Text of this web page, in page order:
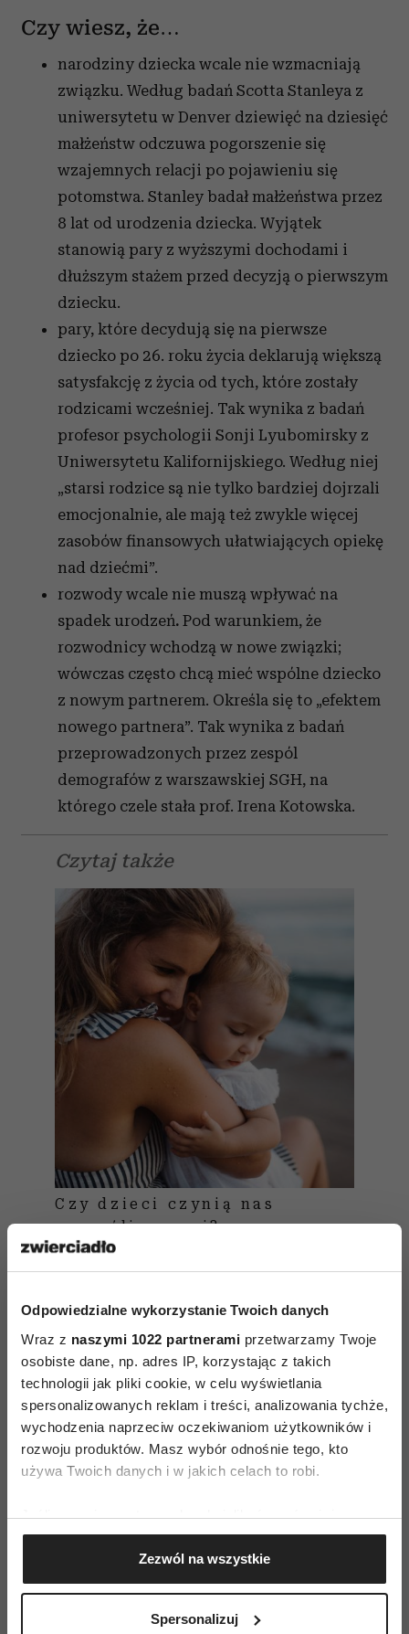
Odpowiedzialne wykorzystanie Twoich danych
Wraz z naszymi 1022 partnerami przetwarzamy Twoje
osobiste dane, np. adres IP, korzystając z takich
technologii jak pliki cookie, w celu wyświetlania
spersonalizowanych reklam i treści, analizowania tychże,
wychodzenia naprzeciw oczekiwaniom użytkowników i
rozwoju produktów. Masz wybór odnośnie tego, kto
używa Twoich danych i w jakich celach to robi.
Jeśli wyrazisz na to zgodę, chcielibyśmy również:
Gromadzić dane dotyczące Twojej lokalizacji
geograficznej z dokładnością nawet do kilku metrów
Identyfikować Twoje urządzenie, aktywnie
(fingerprinting, czyli wirtualny odcisk palca)
Zezwól na wszystkie
Spersonalizuj
Czy wiesz, że…
narodziny dziecka wcale nie wzmacniają
związku. Według badań Scotta Stanleya z
uniwersytetu w Denver dziewięć na dziesięć
małżeństw odczuwa pogorszenie się
wzajemnych relacji po pojawieniu się
potomstwa. Stanley badał małżeństwa przez
8 lat od urodzenia dziecka. Wyjątek
stanowią pary z wyższymi dochodami i
dłuższym stażem przed decyzją o pierwszym
dziecku.
pary, które decydują się na pierwsze
dziecko po 26. roku życia deklarują większą
satysfakcję z życia od tych, które zostały
rodzicami wcześniej. Tak wynika z badań
profesor psychologii Sonji Lyubomirsky z
Uniwersytetu Kalifornijskiego. Według niej
„starsi rodzice są nie tylko bardziej dojrzali
emocjonalnie, ale mają też zwykle więcej
zasobów finansowych ułatwiających opiekę
nad dziećmi”.
rozwody wcale nie muszą wpływać na
spadek urodzeń. Pod warunkiem, że
rozwodnicy wchodzą w nowe związki;
wówczas często chcą mieć wspólne dziecko
z nowym partnerem. Określa się to „efektem
nowego partnera”. Tak wynika z badań
przeprowadzonych przez zespól
demografów z warszawskiej SGH, na
którego czele stała prof. Irena Kotowska.
Czytaj także
Czy dzieci czynią nas
szczęśliwszymi?
AUTOPROMOCJA